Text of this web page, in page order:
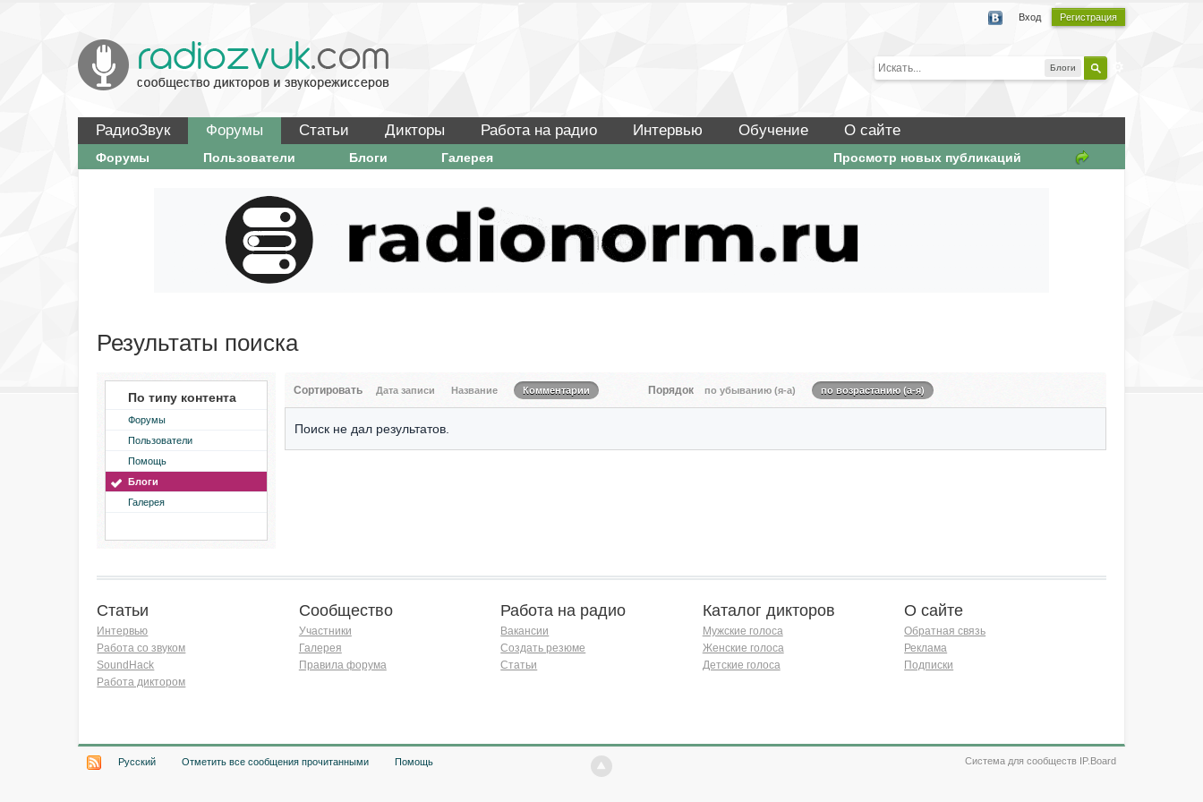
Вход Регистрация
Блоги
РадиоЗвук Форумы Статьи Дикторы Работа на радио Интервью Обучение О сайте
Просмотр новых публикаций
Форумы Пользователи Блоги Галерея
Результаты поиска
По типу контента
Форумы
Пользователи
Помощь
Блоги
Галерея
Сортировать Дата записи Название Комментарии Порядок по убыванию (я-а) по возрастанию (а-я)
Поиск не дал результатов.
Статьи
Интервью
Работа со звуком
SoundHack
Работа диктором
Сообщество
Участники
Галерея
Правила форума
Работа на радио
Вакансии
Создать резюме
Статьи
Каталог дикторов
Мужские голоса
Женские голоса
Детские голоса
О сайте
Обратная связь
Реклама
Подписки
Русский Отметить все сообщения прочитанными Помощь Система для сообществ IP.Board